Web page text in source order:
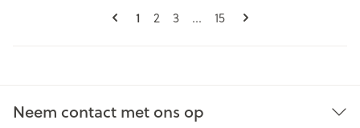
Pagina's
U lees momenteel pagina
1 Pagina
2 Pagina
3 ... Pagina
15
Neem contact met ons op